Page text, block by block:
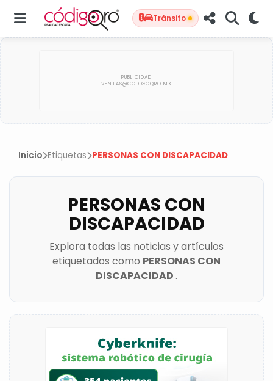
Tránsito
Inicio Etiquetas PERSONAS CON DISCAPACIDAD
PERSONAS CON
DISCAPACIDAD
Explora todas las noticias y artículos
etiquetados como PERSONAS CON
DISCAPACIDAD.